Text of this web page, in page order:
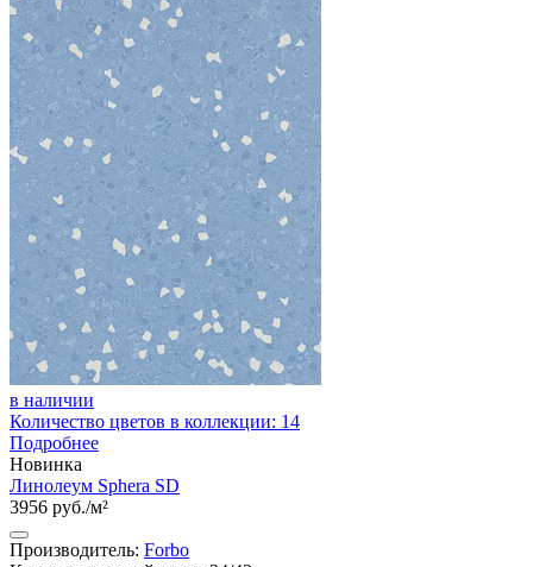
в наличии
Количество цветов в коллекции: 14
Подробнее
Новинка
Линолеум Sphera SD
3956 руб./м²
Производитель: Forbo